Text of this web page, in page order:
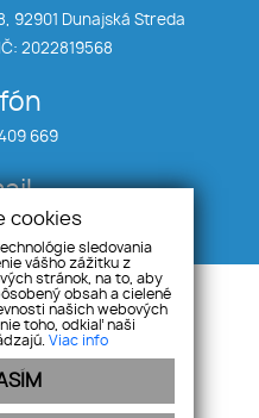
92901 Dunajská Streda
2022819568
669
Referencie
Kontakt
GDPR
cookies
sledovania
vášho zážitku z
stránok, na to, aby
obsah a cielené
našich webových
toho, odkiaľ naši
Viac info